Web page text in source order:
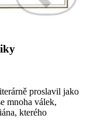
proslavil jako
mnoha válek,
kterého